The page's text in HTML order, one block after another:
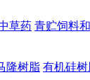
草药 青贮饲料
隆树脂 有机硅树